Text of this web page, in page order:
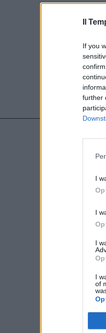
Il
If you
further
I
I
I
I
of